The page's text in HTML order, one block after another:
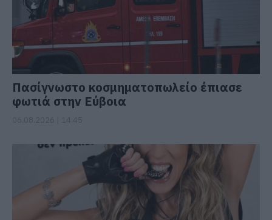
Πασίγνωστο κοσμηματοπωλείο έπιασε
φωτιά στην Εύβοια